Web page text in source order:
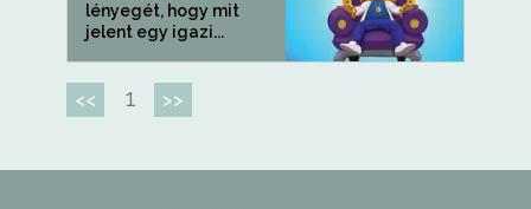
lényegét, hogy mit
jelent egy igazi...
<< 1 >>